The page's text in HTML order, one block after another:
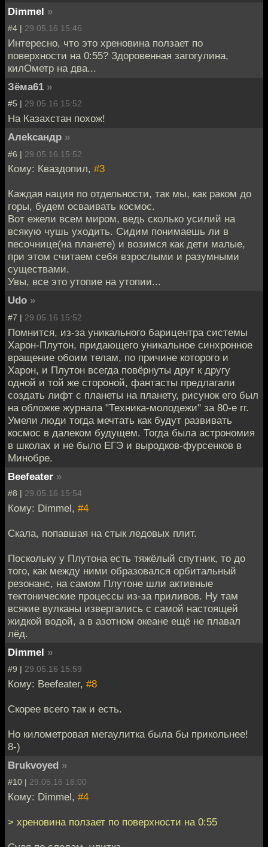
Dimmel »
#4 | 29.05.16 15:46
Интересно, что это хреновина ползает по
поверхности на 0:55? Здоровенная загогулина,
килОметр на два...
Зёма61 »
#5 | 29.05.16 15:52
На Казахстан похож!
Алеkсандр »
#6 | 29.05.16 15:52
Кому: Кваздопил, #3
Каждая нация по отдельности, так мы, как раком до
горы, будем осваивать космос.
Вот ежели всем миром, ведь сколько усилий на
всякую чушь уходить. Сидим понимаешь ли в
песочнице(на планете) и возимся как дети малые,
при этом считаем себя взрослыми и разумными
существами.
Увы, все это утопие на утопии...
Udo »
#7 | 29.05.16 15:52
Помнится, из-за уникального барицентра системы
Харон-Плутон, придающего уникальное синхронное
вращение обоим телам, по причине которого и
Харон, и Плутон всегда повёрнуты друг к другу
одной и той же стороной, фантасты предлагали
создать лифт с планеты на планету, рисунок его был
на обложке журнала "Техника-молодежи" за 80-е гг.
Умели люди тогда мечтать как будут развивать
космос в далеком будущем. Тогда была астрономия
в школах и не было ЕГЭ и выродков-фурсенков в
Минобре.
Beefeater »
#8 | 29.05.16 15:54
Кому: Dimmel, #4
Скала, попавшая на стык ледовых плит.
Поскольку у Плутона есть тяжёлый спутник, то до
того, как между ними образовался орбитальный
резонанс, на самом Плутоне шли активные
тектонические процессы из-за приливов. Ну там
всякие вулканы извергались с самой настоящей
жидкой водой, а в азотном океане ещё не плавал
лёд.
Dimmel »
#9 | 29.05.16 15:59
Кому: Beefeater, #8
Скорее всего так и есть.
Но километровая мегаулитка была бы прикольнее!
8-)
Brukvoyed »
#10 | 29.05.16 16:00
Кому: Dimmel, #4
> хреновина ползает по поверхности на 0:55